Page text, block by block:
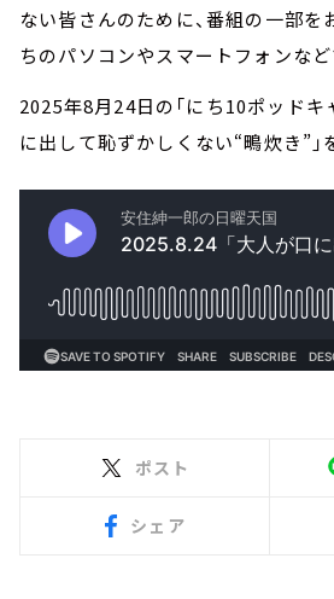
ない皆さんのために、番組の一部を
ちのパソコンやスマートフォンなど
2025年8月24日の「にち10ポッドキ
に出して恥ずかしくない“鴫炊き”」
ポスト
シェア